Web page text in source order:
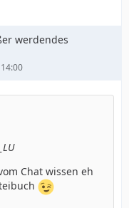
werdendes
Chat wissen eh